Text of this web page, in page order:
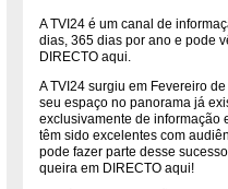
A TVI24 é um canal de
dias, 365 dias por ano e pode
DIRECTO aqui.
A TVI24 surgiu em Fevereiro
seu espaço no panorama já
exclusivamente de informação
têm sido excelentes com
pode fazer parte desse
queira em DIRECTO aqui!